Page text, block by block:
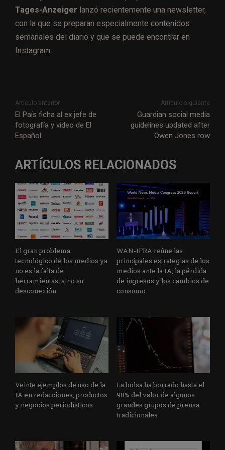
Tages-Anzeiger lanzó recientemente una newsletter,
con la que se preparan especialmente contenidos
semanales del diario y que se puede encontrar en
Instagram.
Artículo anterior
El País ficha al ex jefe de
fotografía y vídeo de El
Español
Artículo siguiente
Guardian social media
guidelines updated after
Owen Jones row
ARTÍCULOS RELACIONADOS
El gran problema
tecnológico de los medios ya
no es la falta de
herramientas, sino su
desconexión
WAN-IFRA reúne las
principales estrategias de los
medios ante la IA, la pérdida
de ingresos y los cambios de
consumo
Veinte ejemplos de uso de la
IA en redacciones, productos
y negocios periodísticos
La bolsa ha borrado hasta el
98% del valor de algunos
grandes grupos de prensa
tradicionales